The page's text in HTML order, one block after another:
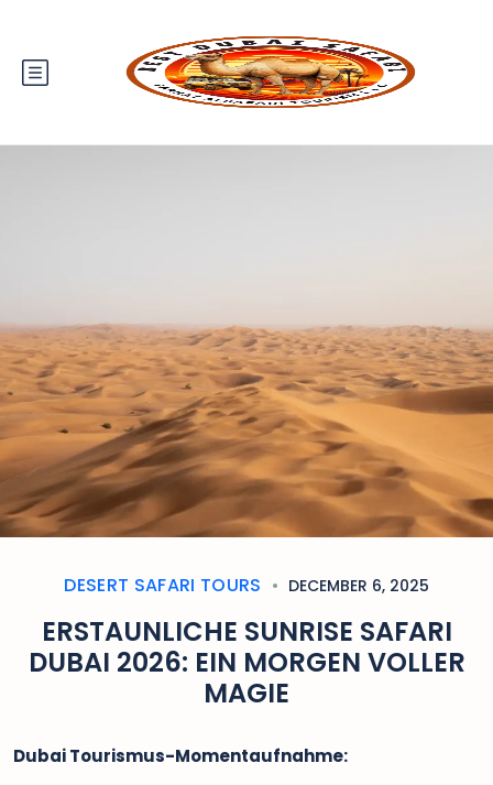
DESERT SAFARI TOURS DECEMBER 6, 2025
ERSTAUNLICHE SUNRISE SAFARI
DUBAI 2026: EIN MORGEN VOLLER
MAGIE
Dubai Tourismus-Momentaufnahme: